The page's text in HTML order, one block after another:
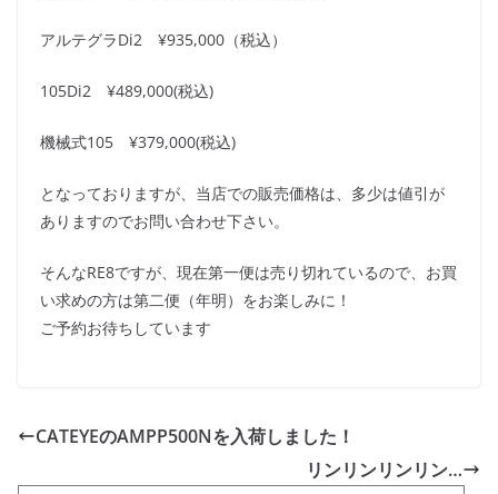
アルテグラDi2 ¥935,000（税込）
105Di2 ¥489,000(税込)
機械式105 ¥379,000(税込)
となっておりますが、当店での販売価格は、多少は値引が
ありますのでお問い合わせ下さい。
そんなRE8ですが、現在第一便は売り切れているので、お買
い求めの方は第二便（年明）をお楽しみに！
ご予約お待ちしています
CATEYEのAMPP500Nを入荷しました！
リンリンリンリン…